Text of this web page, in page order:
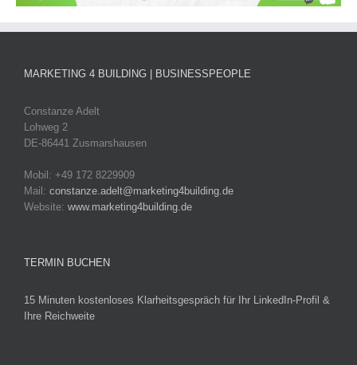
MARKETING 4 BUILDING | BUSINESSPEOPLE
Constanze Adelt
Lohweg 2
DE-86441 Zusmarshausen
Mobil: +49 172 8229909
Mail: constanze.adelt@marketing4building.de
Website: www.marketing4building.de
TERMIN BUCHEN
15 Minuten kostenloses Klarheitsgespräch für Ihr LinkedIn-Profil &
Ihre Reichweite